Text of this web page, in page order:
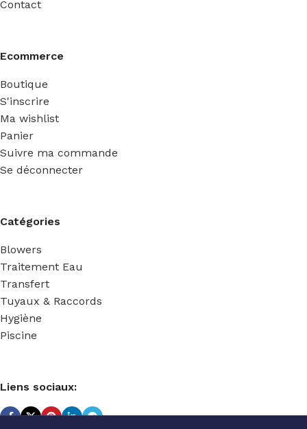
Contact
Ecommerce
Boutique
S'inscrire
Ma wishlist
Panier
Suivre ma commande
Se déconnecter
Catégories
Blowers
Traitement Eau
Transfert
Tuyaux & Raccords
Hygiène
Piscine
Liens sociaux: